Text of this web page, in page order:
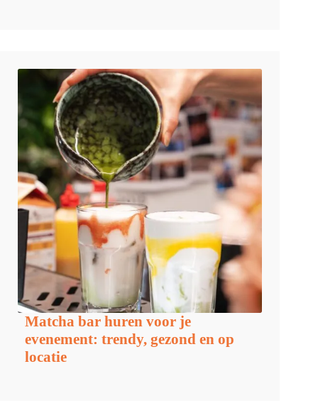
Matcha bar huren voor je
evenement: trendy, gezond en op
locatie